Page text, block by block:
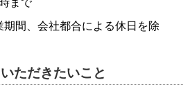
まで
期間、会社都合による休日を除
ただきたいこと